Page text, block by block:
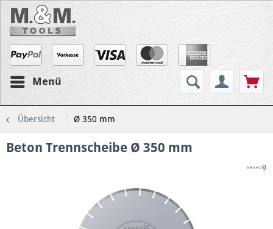
Menü
Übersicht Ø 350 mm
Beton Trennscheibe Ø 350 mm